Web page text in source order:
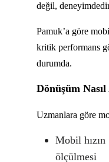
değil,
Pamuk’a göre
kritik performans
durumda.
Dönüşüm Nasıl
Uzmanlara göre
Mobil
ölçülmesi